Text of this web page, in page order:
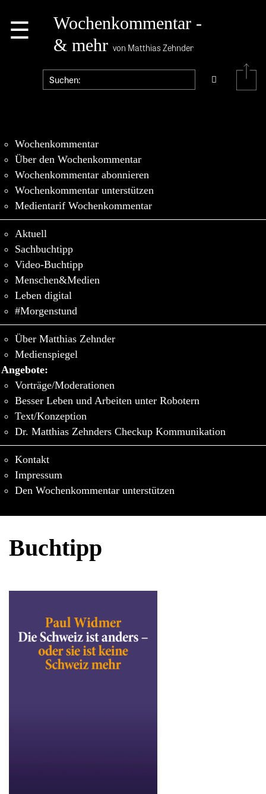
☰
Wochenkommentar -
& mehr von Matthias Zehnder
Wochenkommentar
Über den Wochenkommentar
Wochenkommentar abonnieren
Wochenkommentar unterstützen
Medientarif Wochenkommentar
Aktuell
Sachbuchtipp
Video-Buchtipp
Menschen&Medien
Leben digital
#Morgenstund
Über Matthias Zehnder
Medienspiegel
Angebote:
Vorträge/Moderationen
Besser Leben und Arbeiten unter Robotern
Text/Konzeption
Dr. Matthias Zehnders Checkup Kommunikation
Kontakt
Impressum
Den Wochenkommentar unterstützen
Buchtipp